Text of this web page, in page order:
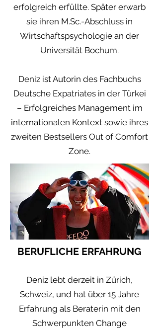
erfolgreich erfüllte. Später erwarb
sie ihren M.Sc.-Abschluss in
Wirtschaftspsychologie an der
Universität Bochum.
Deniz ist Autorin des Fachbuchs
Deutsche Expatriates in der Türkei
– Erfolgreiches Management im
internationalen Kontext sowie ihres
zweiten Bestsellers Out of Comfort
Zone.
BERUFLICHE ERFAHRUNG
Deniz lebt derzeit in Zürich,
Schweiz, und hat über 15 Jahre
Erfahrung als Beraterin mit den
Schwerpunkten Change